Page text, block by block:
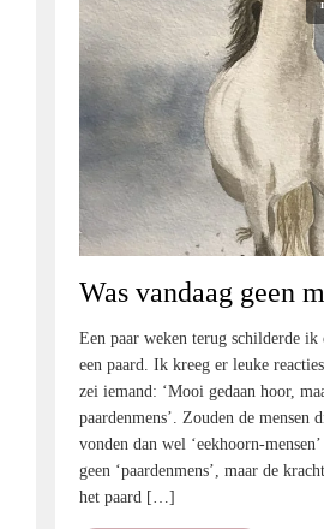
Was vandaag geen
Een paar weken terug schilderde ik
een paard. Ik kreeg er leuke
zei iemand: ‘Mooi gedaan hoor,
paardenmens’. Zouden de mensen
vonden dan wel ‘eekhoorn-
geen ‘paardenmens’, maar de
het paard […]